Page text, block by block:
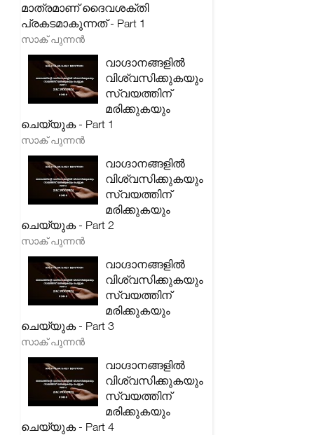
മാത്രമാണ് ദൈവശക്തി
പ്രകടമാകുന്നത് - Part 1
സാക് പുന്നൻ
വാഗ്ദാനങ്ങളിൽ
വിശ്വസിക്കുകയും
സ്വയത്തിന്
മരിക്കുകയും
ചെയ്യുക - Part 1
സാക് പുന്നൻ
വാഗ്ദാനങ്ങളിൽ
വിശ്വസിക്കുകയും
സ്വയത്തിന്
മരിക്കുകയും
ചെയ്യുക - Part 2
സാക് പുന്നൻ
വാഗ്ദാനങ്ങളിൽ
വിശ്വസിക്കുകയും
സ്വയത്തിന്
മരിക്കുകയും
ചെയ്യുക - Part 3
സാക് പുന്നൻ
വാഗ്ദാനങ്ങളിൽ
വിശ്വസിക്കുകയും
സ്വയത്തിന്
മരിക്കുകയും
ചെയ്യുക - Part 4